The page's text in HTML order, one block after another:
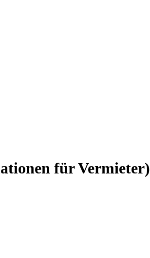
für Vermieter)